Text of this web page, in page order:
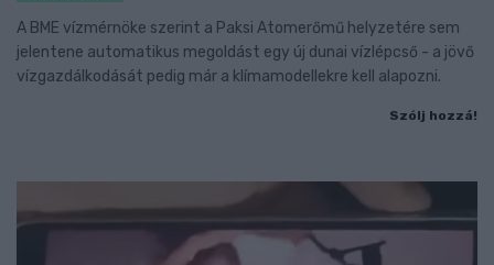
A BME vízmérnöke szerint a Paksi Atomerőmű helyzetére sem
jelentene automatikus megoldást egy új dunai vízlépcső - a jövő
vízgazdálkodását pedig már a klímamodellekre kell alapozni.
Szólj hozzá!